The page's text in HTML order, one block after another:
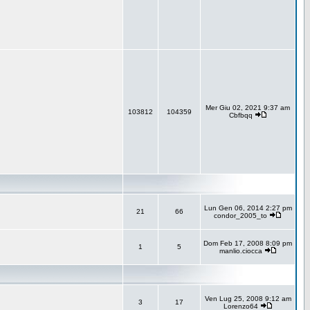
103812 104359
Mer Giu 02, 2021 9:37 am
Cbfbqq
21 66
Lun Gen 06, 2014 2:27 pm
condor_2005_to
1 5
Dom Feb 17, 2008 8:09 pm
manlio.ciocca
3 17
Ven Lug 25, 2008 9:12 am
Lorenzo64